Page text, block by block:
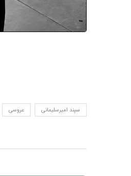
سپند امیرسلیمانی عروسی